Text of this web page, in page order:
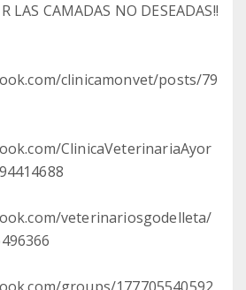
LAS CAMADAS NO DESEADAS!!
clinicamonvet/posts/79
ClinicaVeterinariaAyor
veterinariosgodelleta/